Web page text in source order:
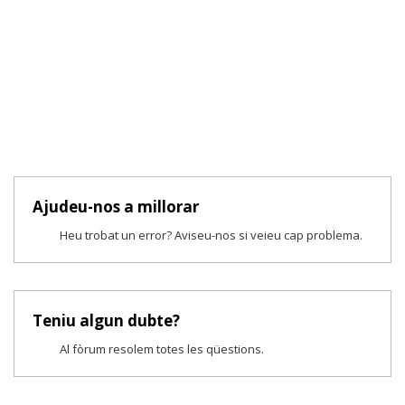
Ajudeu-nos a millorar
Heu trobat un error? Aviseu-nos si veieu cap problema.
Teniu algun dubte?
Al fòrum resolem totes les qüestions.